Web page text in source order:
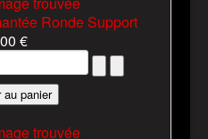
Ronde Support
€